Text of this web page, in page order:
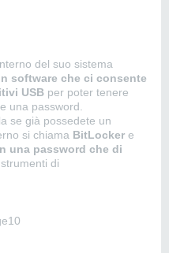
del suo sistema
software che ci consente
USB per poter tenere
una password.
se già possedete un
si chiama BitLocker e
una password che di
di